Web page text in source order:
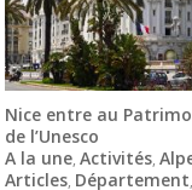
Nice entre au
de l’Unesco
A la une,Activités,
Articles, Département,